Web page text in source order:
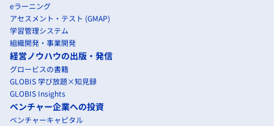
eラーニング
アセスメント・テスト (GMAP)
学習管理システム
組織開発・事業開発
経営ノウハウの出版・発信
グロービスの書籍
GLOBIS 学び放題×知見録
GLOBIS Insights
ベンチャー企業への投資
ベンチャーキャピタル